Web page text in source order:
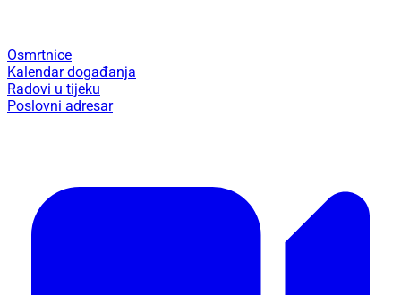
Osmrtnice
Kalendar događanja
Radovi u tijeku
Poslovni adresar